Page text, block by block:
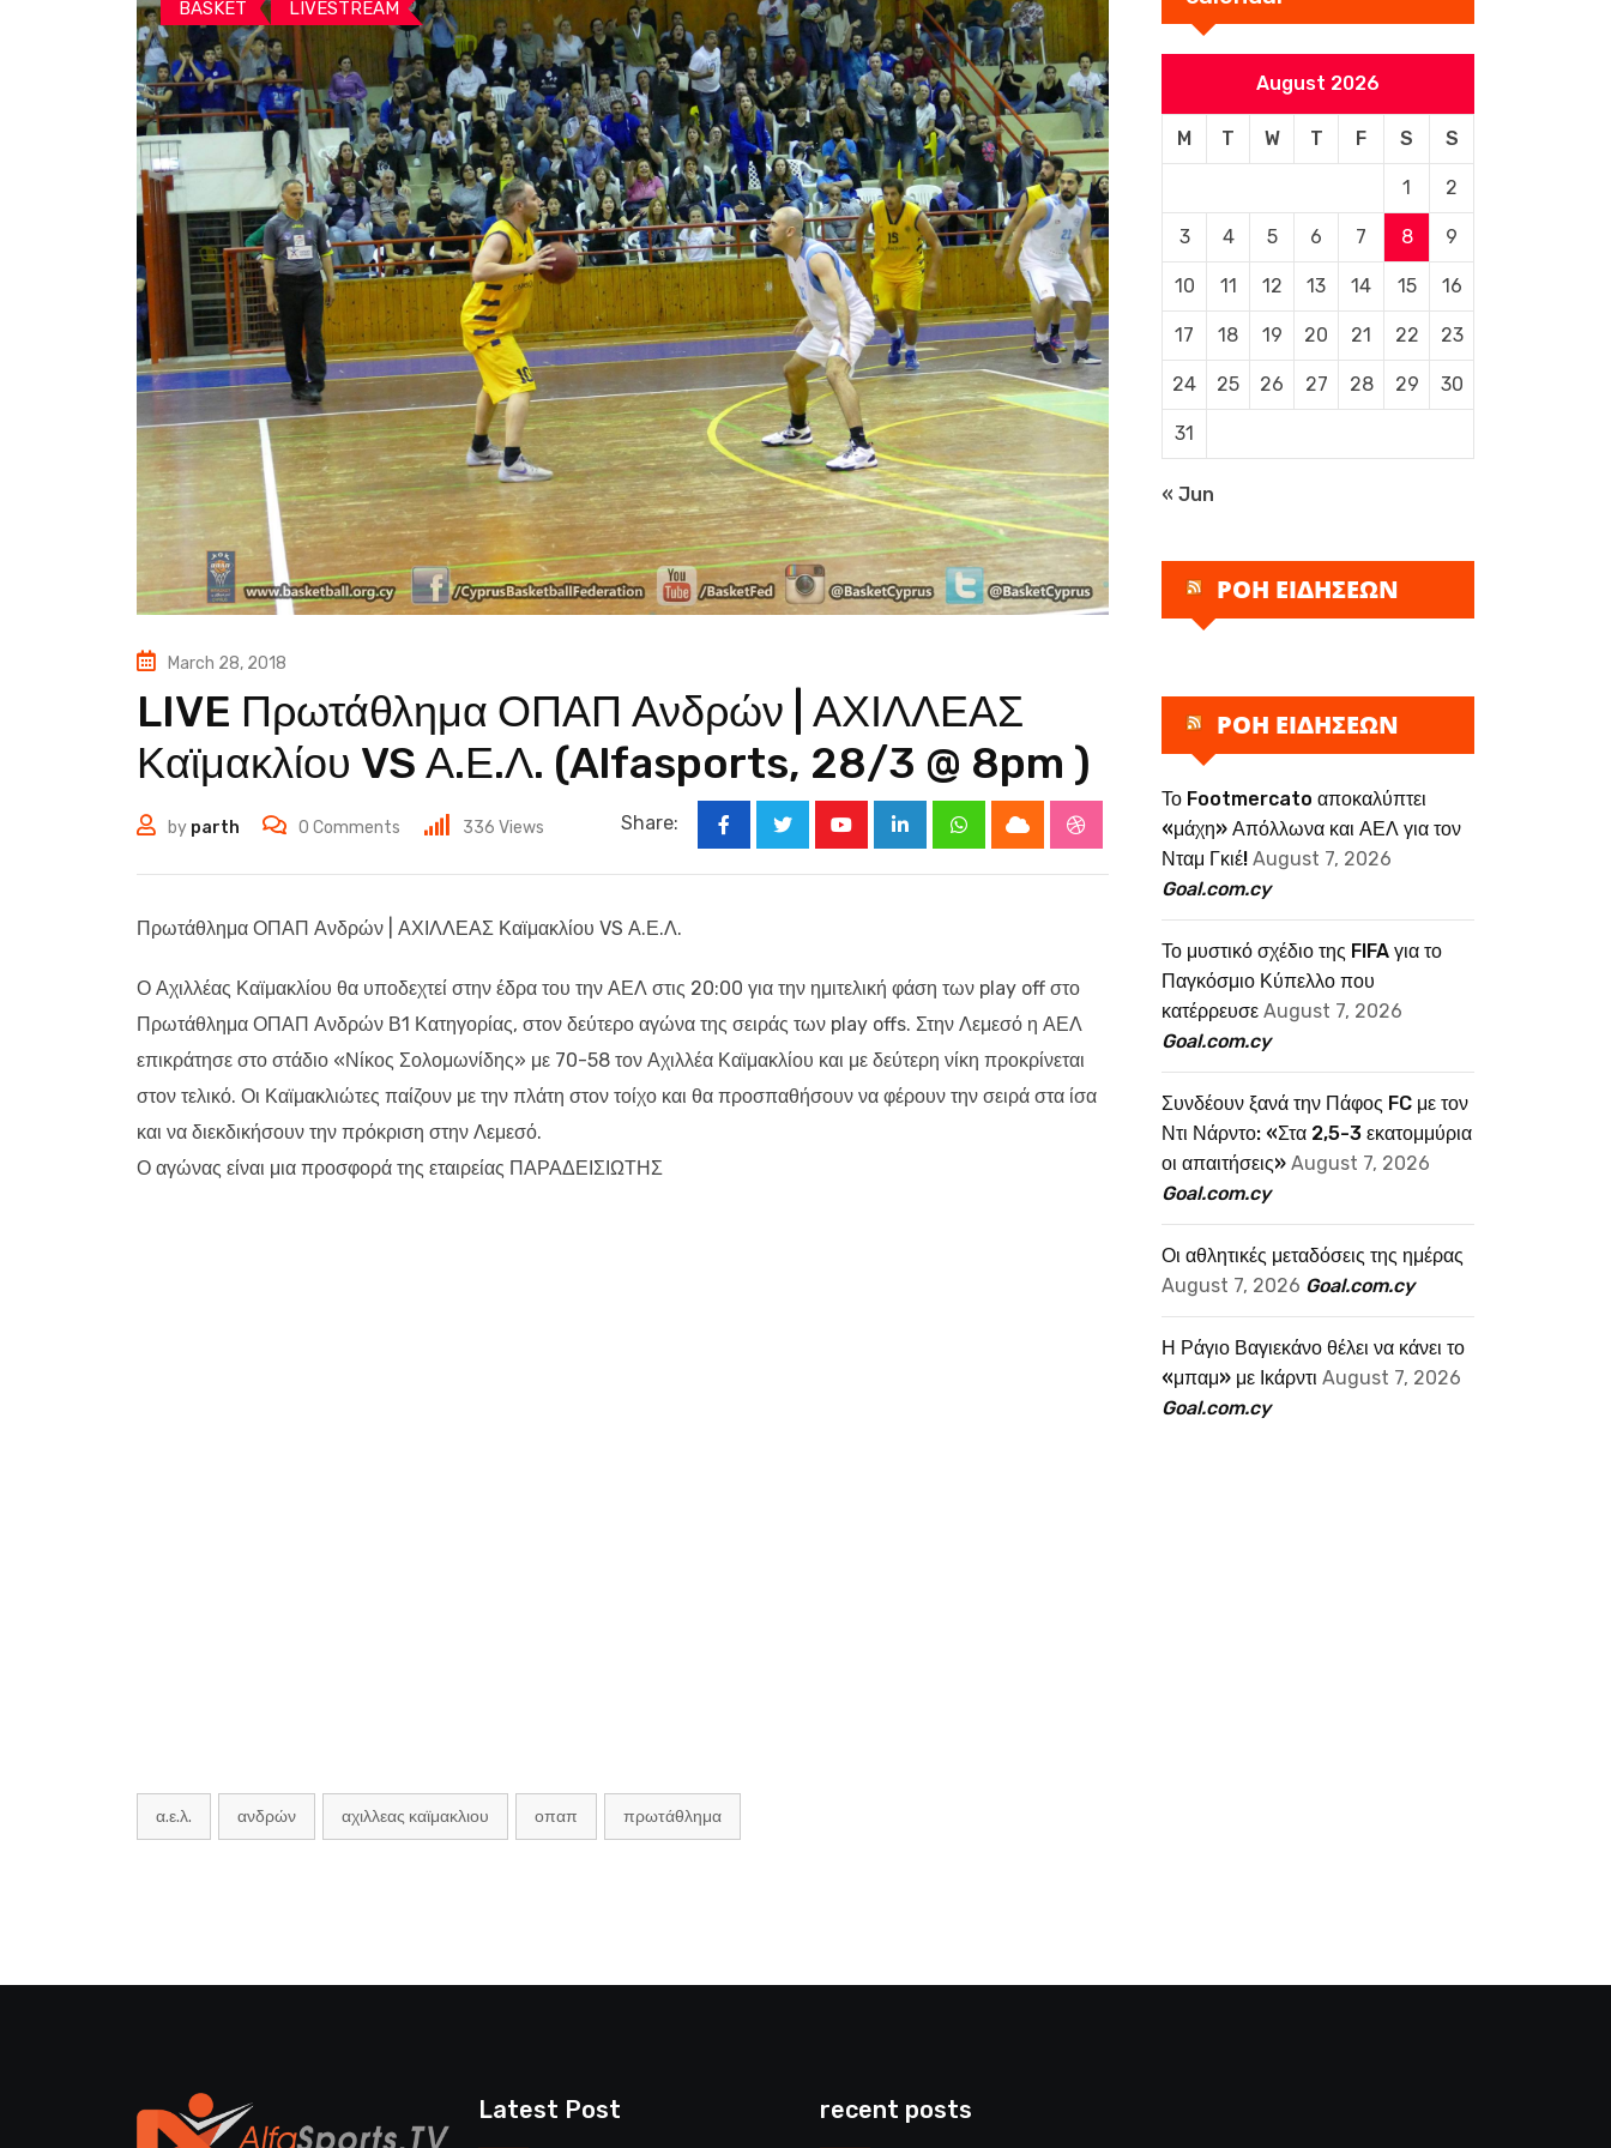
BASKET LIVESTREAM
March 28, 2018
LIVE Πρωτάθλημα ΟΠΑΠ Ανδρών | ΑΧΙΛΛΕΑΣ
Καϊμακλίου VS Α.Ε.Λ. (Alfasports, 28/3 @ 8pm )
by parth 0 Comments 336 Views Share:
YoutubeLinkedInWhatsappCloud StumbleUpon
Πρωτάθλημα ΟΠΑΠ Ανδρών | ΑΧΙΛΛΕΑΣ Καϊμακλίου VS Α.Ε.Λ.
Ο Αχιλλέας Καϊμακλίου θα υποδεχτεί στην έδρα του την ΑΕΛ στις 20:00 για την ημιτελική φάση των play off στο
Πρωτάθλημα ΟΠΑΠ Ανδρών Β1 Κατηγορίας, στον δεύτερο αγώνα της σειράς των play offs. Στην Λεμεσό η ΑΕΛ
επικράτησε στο στάδιο «Νίκος Σολομωνίδης» με 70-58 τον Αχιλλέα Καϊμακλίου και με δεύτερη νίκη προκρίνεται
στον τελικό. Οι Καϊμακλιώτες παίζουν με την πλάτη στον τοίχο και θα προσπαθήσουν να φέρουν την σειρά στα ίσα
και να διεκδικήσουν την πρόκριση στην Λεμεσό.
Ο αγώνας είναι μια προσφορά της εταιρείας ΠΑΡΑΔΕΙΣΙΩΤΗΣ
α.ε.λ. ανδρών αχιλλεας καϊμακλιου οπαπ πρωτάθλημα
August 2026
M T W T F S S
1 2
3 4 5 6 7 8 9
10 11 12 13 14 15 16
17 18 19 20 21 22 23
24 25 26 27 28 29 30
31
« Jun
ΡΟΗ ΕΙΔΗΣΕΩΝ
ΡΟΗ ΕΙΔΗΣΕΩΝ
Το Footmercato αποκαλύπτει
«μάχη» Απόλλωνα και ΑΕΛ για τον
Νταμ Γκιέ! August 7, 2026
Goal.com.cy
Το μυστικό σχέδιο της FIFA για το
Παγκόσμιο Κύπελλο που
κατέρρευσε August 7, 2026
Goal.com.cy
Συνδέουν ξανά την Πάφος FC με τον
Ντι Νάρντο: «Στα 2,5-3 εκατομμύρια
οι απαιτήσεις» August 7, 2026
Goal.com.cy
Οι αθλητικές μεταδόσεις της ημέρας
August 7, 2026 Goal.com.cy
Η Ράγιο Βαγιεκάνο θέλει να κάνει το
«μπαμ» με Ικάρντι August 7, 2026
Goal.com.cy
Latest Post recent posts